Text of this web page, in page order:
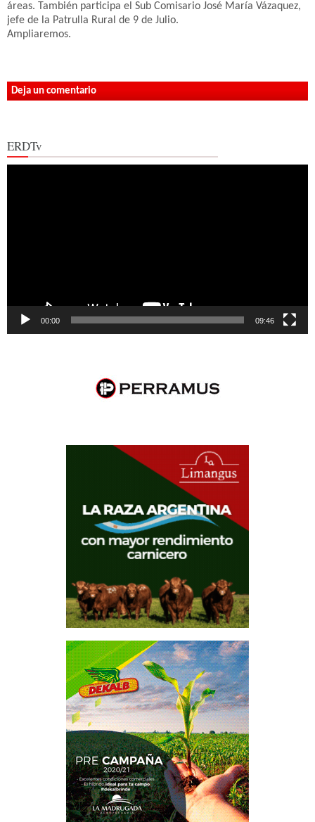
áreas. También participa el Sub Comisario José María Vázaquez,
jefe de la Patrulla Rural de 9 de Julio.
Ampliaremos.
Deja un comentario
ERDTv
00:00 09:46